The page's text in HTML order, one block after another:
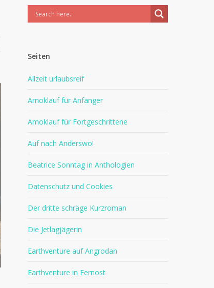
Seiten
Allzeit urlaubsreif
Amoklauf für Anfänger
Amoklauf für Fortgeschrittene
Auf nach Anderswo!
Beatrice Sonntag in Anthologien
Datenschutz und Cookies
Der dritte schräge Kurzroman
Die Jetlagjägerin
Earthventure auf Angrodan
Earthventure in Fernost